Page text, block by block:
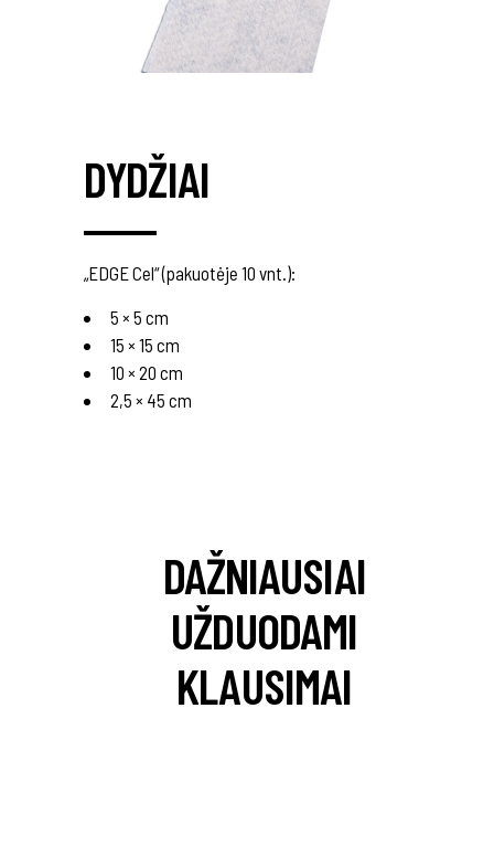
DYDŽIAI
„EDGE Cel“ (pakuotėje 10 vnt.):
5 × 5 cm
15 × 15 cm
10 × 20 cm
2,5 × 45 cm
DAŽNIAUSIAI
UŽDUODAMI
KLAUSIMAI